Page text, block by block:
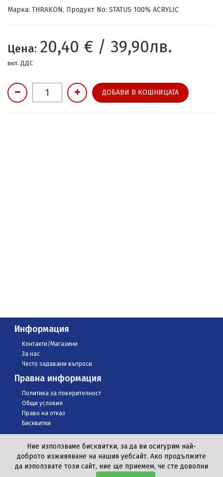
Марка: THRAKON, Продукт No: STATUS 100% ACRYLIC
Цена: 20,40 € / 39,90лв.
вкл. ДДС
ДОБАВИ В КОШНИЦАТА
Информация
Контакти/Магазини
За нас
Често задавани въпроси
Правна информация
Политика за поверителност
Общи условия
Право на отказ
Бисквитки
Ние използваме бисквитки, за да ви осигурим най-
доброто изживяване на нашия уебсайт. Ако продължите
да използвате този сайт, ние ще приемем, че сте доволни